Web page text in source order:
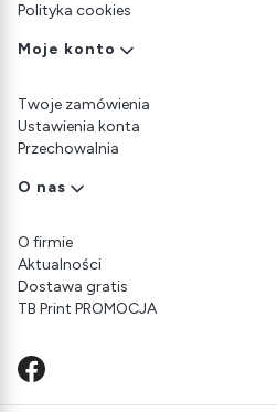
Polityka cookies
Moje konto
Twoje zamówienia
Ustawienia konta
Przechowalnia
O nas
O firmie
Aktualności
Dostawa gratis
TB Print PROMOCJA